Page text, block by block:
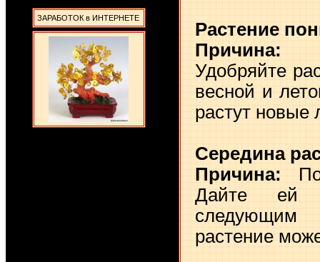
ЗАРАБОТОК в ИНТЕРНЕТЕ
Растение
Причина:
Удобряйте
весной и
растут новые
Середина
Причина:
Дайте ей
растение